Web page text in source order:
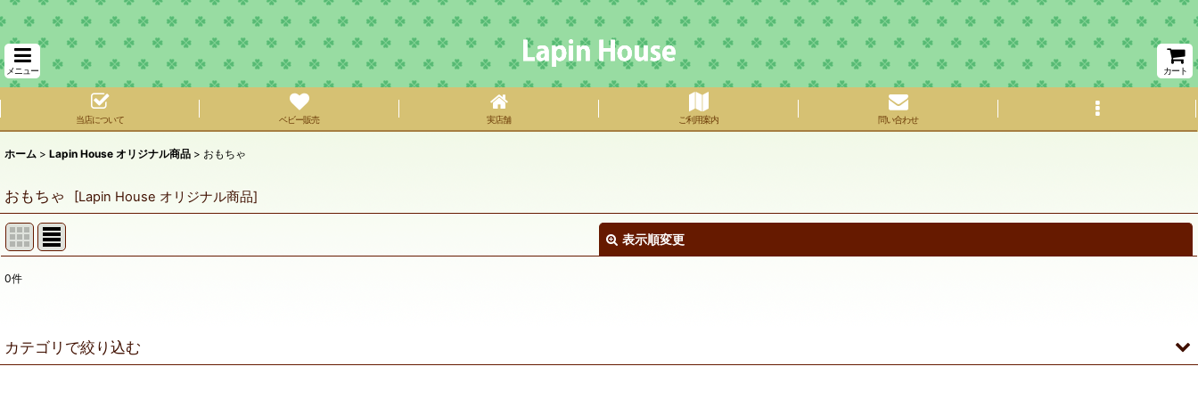
メニュー カート
当店について ベビー販売 実店舗 ご利用案内 問い合わせ
ホーム > Lapin House オリジナル商品 > おもちゃ
おもちゃ [Lapin House オリジナル商品]
表示順変更
表示数
0件
カテゴリで絞り込む